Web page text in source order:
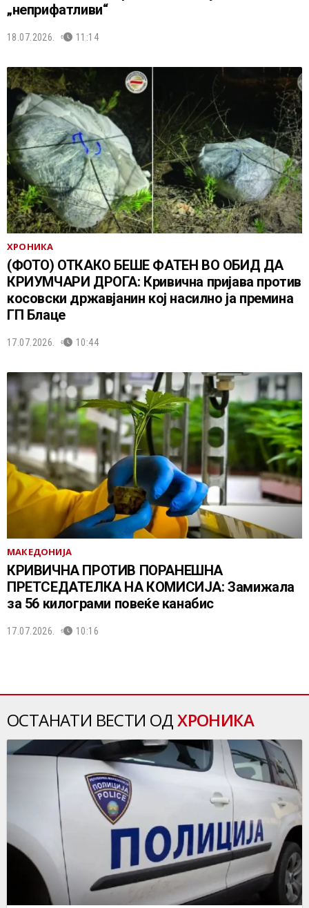
„неприфатливи“
18.07.2026. 11:14
ХРОНИКА
(ФОТО) ОТКАКО БЕШЕ ФАТЕН ВО ОБИД ДА
КРИУМЧАРИ ДРОГА: Кривична пријава против
косовски државјанин кој насилно ја премина
ГП Блаце
17.07.2026. 10:44
МАКЕДОНИЈА
КРИВИЧНА ПРОТИВ ПОРАНЕШНА
ПРЕТСЕДАТЕЛКА НА КОМИСИЈА: Замижала
за 56 килограми повеќе канабис
17.07.2026. 10:16
ОСТАНАТИ ВЕСТИ ОДХРОНИКА